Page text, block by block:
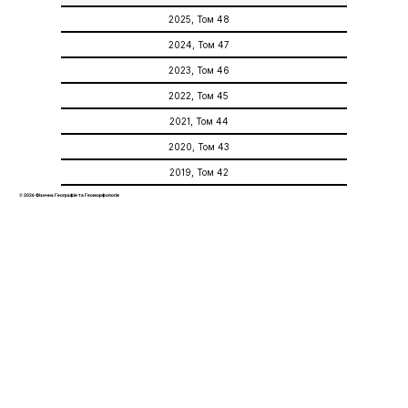
2025, Том 48
2024, Том 47
2023, Том 46
2022, Том 45
2021, Том 44
2020, Том 43
2019, Том 42
© 2026 Фізична Географія та Геоморфологія